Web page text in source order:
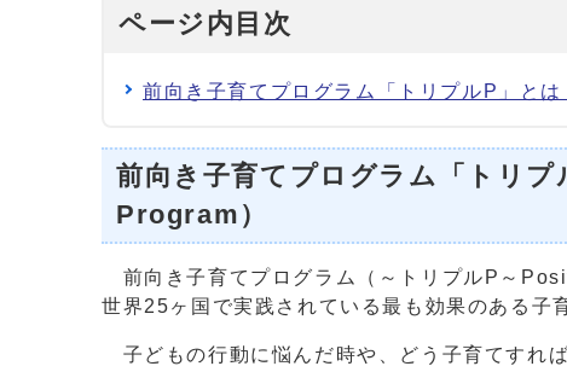
ページ内目次
前向き子育てプログラム「トリプルP」と
前向き子育てプログラム「トリ
Program）
前向き子育てプログラム（～トリプルP～
世界25ヶ国で実践されている最も効果のある
子どもの行動に悩んだ時や、どう子育てすれ